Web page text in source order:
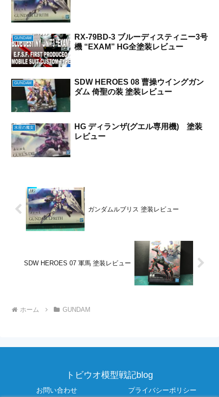
GUNDAM
RX-79BD-3 ブルーディスティニー3号
機 “EXAM” HG全塗装レビュー
GUNDAM
SDW HEROES 08 曹操ウイングガン
ダム 倚聖の装 塗装レビュー
水星の魔女
HG ディランザ(グエル専用機) 塗装
レビュー
ガンダムルブリス 塗装レビュー
SDW HEROES 07 軍馬 塗装レビュー
ホーム GUNDAM
トビウオ模型戦記blog
お問い合わせ プライバシーポリシー